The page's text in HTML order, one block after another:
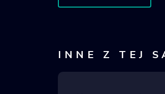
INNE Z TEJ